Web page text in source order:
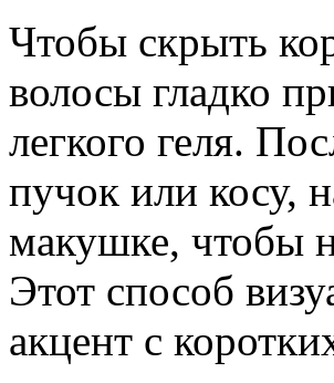
Чтобы скрыть
волосы гладко
легкого геля.
пучок или косу,
макушке, чтобы
Этот способ
акцент с